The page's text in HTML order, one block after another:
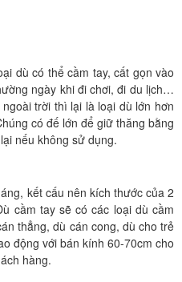
dù có thể cầm tay, cất gọn vào
ngày khi đi chơi, đi du lịch…
trời thì lại là loại dù lớn hơn
có đế lớn để giữ thăng bằng
nếu không sử dụng.
kết cấu nên kích thước của 2
cầm tay sẽ có các loại dù cầm
thẳng, dù cán cong, dù cho trẻ
động với bán kính 60-70cm cho
hàng.